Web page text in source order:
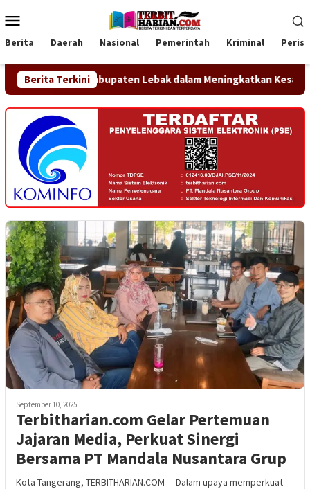
ke
kontenMobile
Berita Daerah Nasional Pemerintah Kriminal
Berita Terkini
Kabupaten Lebak dalam Meningkatkan Kesadaran
September 10, 2025
Terbitharian.com Gelar Pertemuan
Jajaran Media, Perkuat Sinergi
Bersama PT Mandala Nusantara Grup
Kota Tangerang, TERBITHARIAN.COM – Dalam upaya memperkuat